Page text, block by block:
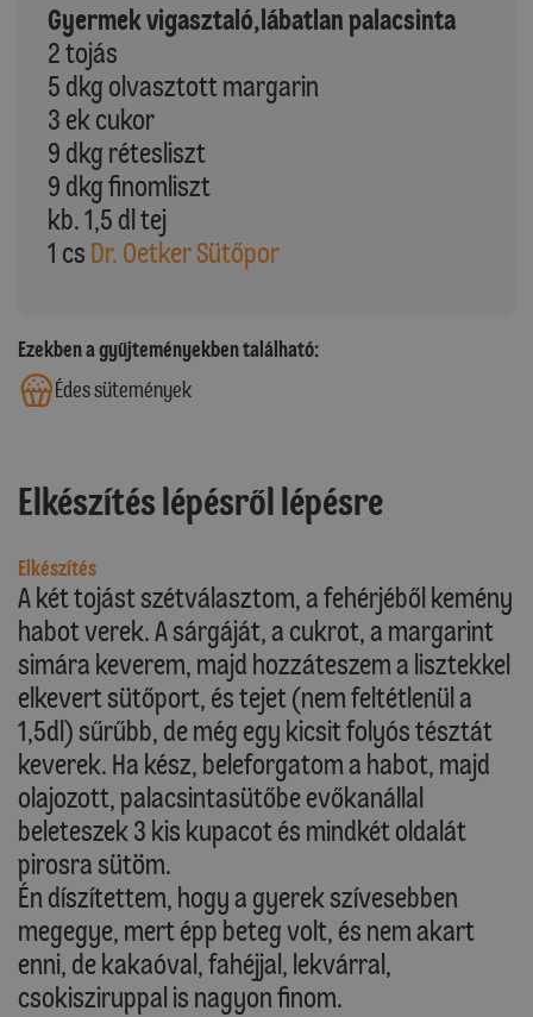
Gyermek vigasztaló,lábatlan palacsinta
2 tojás
5 dkg olvasztott margarin
3 ek cukor
9 dkg rétesliszt
9 dkg finomliszt
kb. 1,5 dl tej
1 cs Dr. Oetker Sütőpor
Ezekben a gyűjteményekben található:
Édes sütemények
Elkészítés lépésről lépésre
Elkészítés
A két tojást szétválasztom, a fehérjéből kemény
habot verek. A sárgáját, a cukrot, a margarint
simára keverem, majd hozzáteszem a lisztekkel
elkevert sütőport, és tejet (nem feltétlenül a
1,5dl) sűrűbb, de még egy kicsit folyós tésztát
keverek. Ha kész, beleforgatom a habot, majd
olajozott, palacsintasütőbe evőkanállal
beleteszek 3 kis kupacot és mindkét oldalát
pirosra sütöm.
Én díszítettem, hogy a gyerek szívesebben
megegye, mert épp beteg volt, és nem akart
enni, de kakaóval, fahéjjal, lekvárral,
csokisziruppal is nagyon finom.